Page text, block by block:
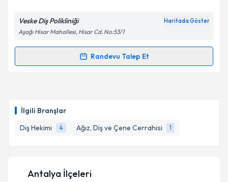
İlgili Branşlar
Diş Hekimi
4 Ağız, Diş ve Çene Cerrahisi 1
Veske Diş Polikliniği Haritada Göster
Aşağı Hisar Mahallesi, Hisar Cd. No:53/1
Randevu Talep Et
Randevu Takvimi Talebi
takvim hazırlandığında e-posta ile bilgilendireceğiz.
E-posta Adresiniz
Antalya İlçeleri